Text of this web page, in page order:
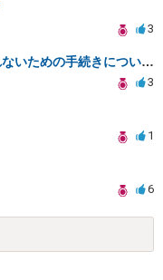
3
書類送検後の対応と家族に知られないための手続きについて相談
3
1
6